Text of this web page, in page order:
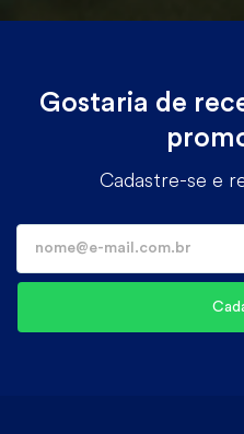
Gostaria de
Cadastre-se e